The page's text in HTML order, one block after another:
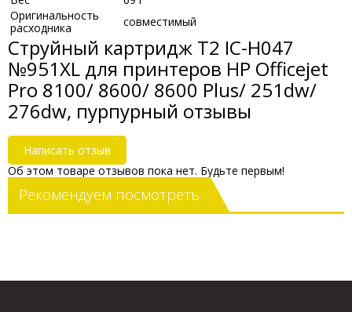
Оригинальность
расходника
совместимый
Струйный картридж T2 IC-H047
№951XL для принтеров HP Officejet
Pro 8100/ 8600/ 8600 Plus/ 251dw/
276dw, пурпурный отзывы
Написать отзыв
Об этом товаре отзывов пока нет. Будьте первым!
Рекомендуем посмотреть